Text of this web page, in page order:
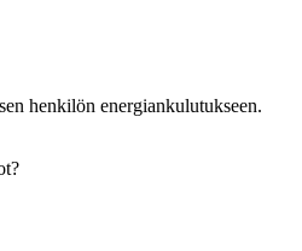
henkilön energiankulutukseen.